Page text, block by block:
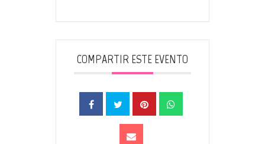
COMPARTIR ESTE EVENTO